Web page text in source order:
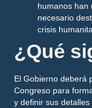
humanos han
necesario
crisis
¿Qué
El Gobierno deberá
Congreso para
y definir sus